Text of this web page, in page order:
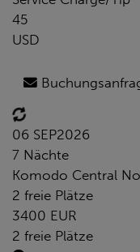
45
USD
06 SEP2026
7 Nächte
Komodo Central
2 freie Plätze
3400 EUR
2 freie Plätze